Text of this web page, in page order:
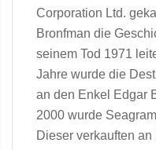
Corporation Ltd.
Bronfman die
seinem Tod 1971
Jahre wurde die
an den Enkel Edgar
2000 wurde
Dieser verkauften